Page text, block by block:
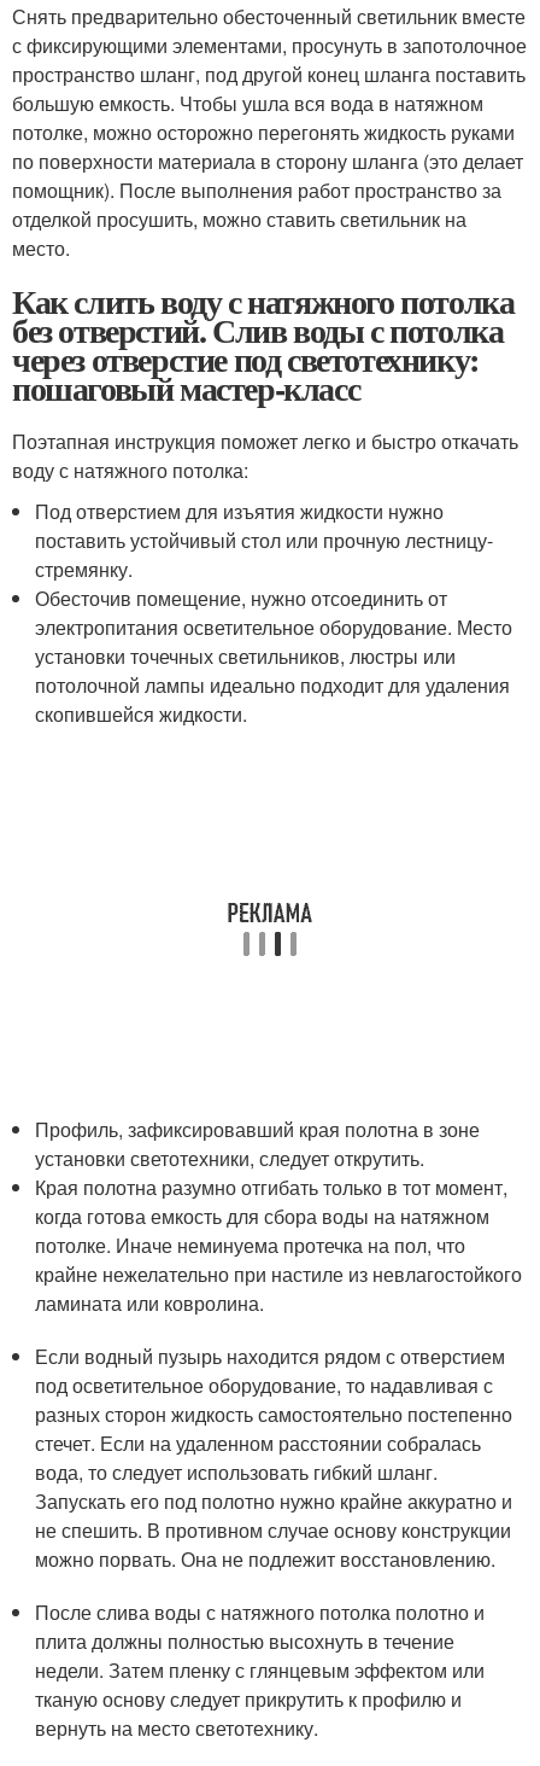
Снять предварительно обесточенный светильник вместе
с фиксирующими элементами, просунуть в запотолочное
пространство шланг, под другой конец шланга поставить
большую емкость. Чтобы ушла вся вода в натяжном
потолке, можно осторожно перегонять жидкость руками
по поверхности материала в сторону шланга (это делает
помощник). После выполнения работ пространство за
отделкой просушить, можно ставить светильник на
место.
Как слить воду с натяжного потолка
без отверстий. Слив воды с потолка
через отверстие под светотехнику:
пошаговый мастер-класс
Поэтапная инструкция поможет легко и быстро откачать
воду с натяжного потолка:
Под отверстием для изъятия жидкости нужно
поставить устойчивый стол или прочную лестницу-
стремянку.
Обесточив помещение, нужно отсоединить от
электропитания осветительное оборудование. Место
установки точечных светильников, люстры или
потолочной лампы идеально подходит для удаления
скопившейся жидкости.
Профиль, зафиксировавший края полотна в зоне
установки светотехники, следует открутить.
Края полотна разумно отгибать только в тот момент,
когда готова емкость для сбора воды на натяжном
потолке. Иначе неминуема протечка на пол, что
крайне нежелательно при настиле из невлагостойкого
ламината или ковролина.
Если водный пузырь находится рядом с отверстием
под осветительное оборудование, то надавливая с
разных сторон жидкость самостоятельно постепенно
стечет. Если на удаленном расстоянии собралась
вода, то следует использовать гибкий шланг.
Запускать его под полотно нужно крайне аккуратно и
не спешить. В противном случае основу конструкции
можно порвать. Она не подлежит восстановлению.
После слива воды с натяжного потолка полотно и
плита должны полностью высохнуть в течение
недели. Затем пленку с глянцевым эффектом или
тканую основу следует прикрутить к профилю и
вернуть на место светотехнику.